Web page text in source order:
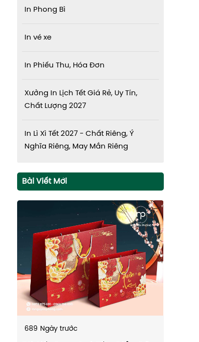
In Phong Bì
In vé xe
In Phiếu Thu, Hóa Đơn
Xưởng In Lịch Tết Giá Rẻ, Uy Tín,
Chất Lượng 2027
In Lì Xì Tết 2027 - Chất Riêng, Ý
Nghĩa Riêng, May Mắn Riêng
Bài Viết Mới
689 Ngày trước